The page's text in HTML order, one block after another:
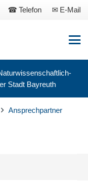
Telefon E-Mail
Stadt Bayreuth
Ansprechpartner